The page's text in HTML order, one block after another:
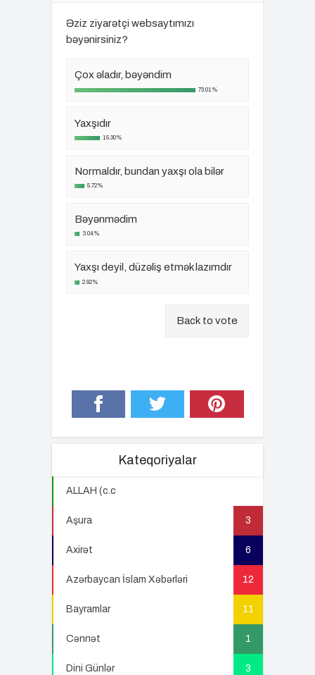
Əziz ziyarətçi websaytımızı
bəyənirsiniz?
Çox əladır, bəyəndim
73.01%
Yaxşıdır
15.30%
Normaldır, bundan yaxşı ola bilər
5.72%
Bəyənmədim
3.04%
Yaxşı deyil, düzəliş etmək lazımdır
2.92%
Back to vote
Kateqoriyalar
ALLAH (c.c
Aşura 3
Axirət 6
Azərbaycan İslam Xəbərləri 12
Bayramlar 11
Cənnət 1
Dini Günlər 3